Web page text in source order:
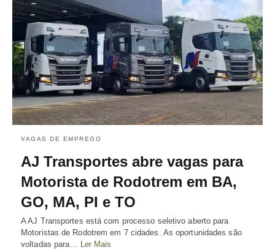
VAGAS DE EMPREGO
AJ Transportes abre vagas para
Motorista de Rodotrem em BA,
GO, MA, PI e TO
A AJ Transportes está com processo seletivo aberto para
Motoristas de Rodotrem em 7 cidades. As oportunidades são
voltadas para… Ler Mais